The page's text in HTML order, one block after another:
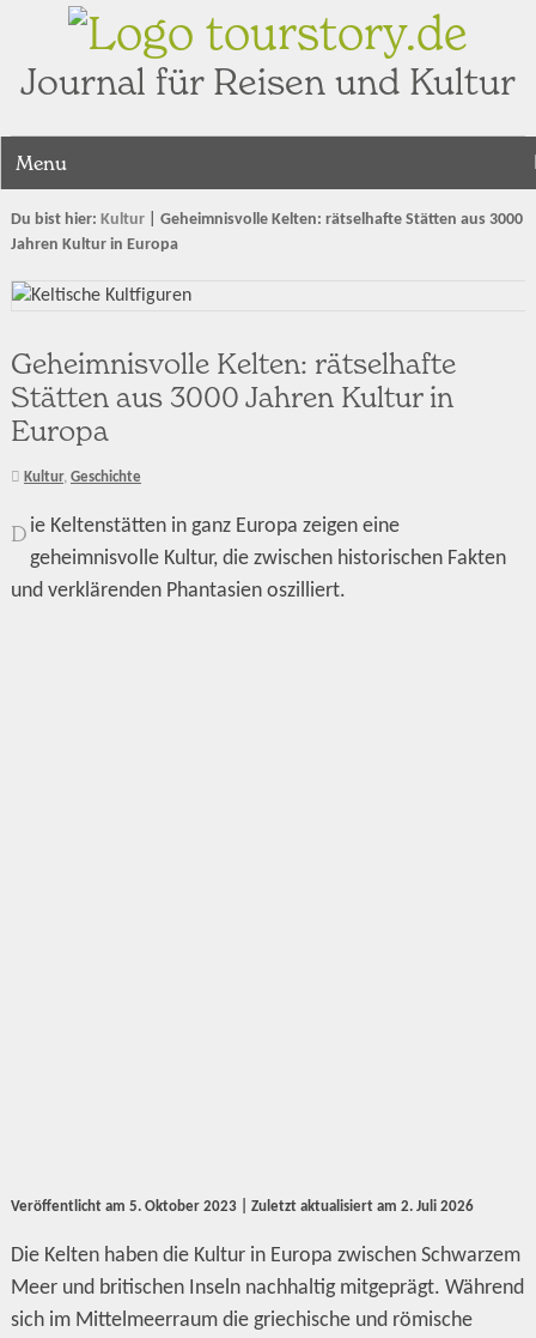
tourstory.de
Journal für Reisen und Kultur
Menu
Du bist hier: Kultur| Geheimnisvolle Kelten: rätselhafte Stätten aus 3000
Jahren Kultur in Europa
Geheimnisvolle Kelten: rätselhafte
Stätten aus 3000 Jahren Kultur in
Europa
Kultur, Geschichte
D ie Keltenstätten in ganz Europa zeigen eine
geheimnisvolle Kultur, die zwischen historischen Fakten
und verklärenden Phantasien oszilliert.
Veröffentlicht am 5. Oktober 2023| Zuletzt aktualisiert am 2. Juli 2026
Die Kelten haben die Kultur in Europa zwischen Schwarzem
Meer und britischen Inseln nachhaltig mitgeprägt. Während
sich im Mittelmeerraum die griechische und römische